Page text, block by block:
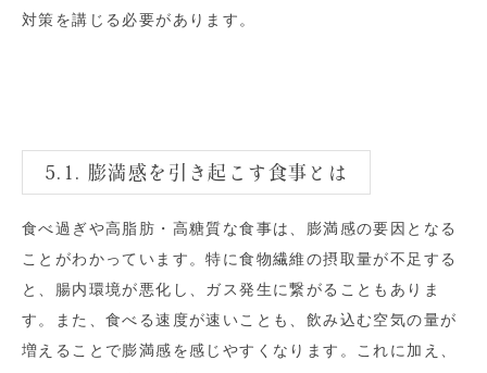
対策を講じる必要があります。
5.1. 膨満感を引き起こす食事とは
食べ過ぎや高脂肪・高糖質な食事は、膨満感の要因となる
ことがわかっています。特に食物繊維の摂取量が不足する
と、腸内環境が悪化し、ガス発生に繋がることもありま
す。また、食べる速度が速いことも、飲み込む空気の量が
増えることで膨満感を感じやすくなります。これに加え、